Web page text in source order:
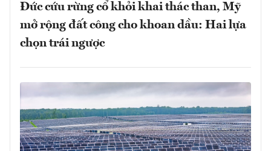
Đức cứu rừng cổ khỏi khai thác than, Mỹ
mở rộng đất công cho khoan dầu: Hai lựa
chọn trái ngược